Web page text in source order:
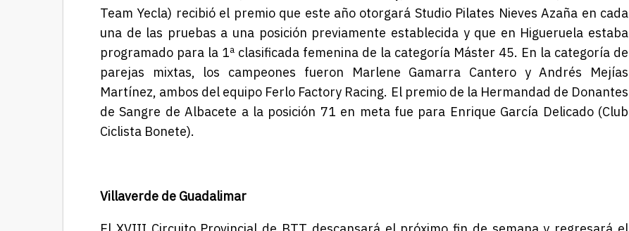
Team Yecla) recibió el premio que este año otorgará Studio Pilates Nieves Azaña en cada
una de las pruebas a una posición previamente establecida y que en Higueruela estaba
programado para la 1ª clasificada femenina de la categoría Máster 45. En la categoría de
parejas mixtas, los campeones fueron Marlene Gamarra Cantero y Andrés Mejías
Martínez, ambos del equipo Ferlo Factory Racing. El premio de la Hermandad de Donantes
de Sangre de Albacete a la posición 71 en meta fue para Enrique García Delicado (Club
Ciclista Bonete).
Villaverde de Guadalimar